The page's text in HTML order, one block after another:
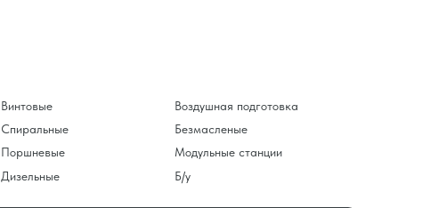
Винтовые
Спиральные
Поршневые
Дизельные
Воздушная подготовка
Безмасленые
Модульные станции
Б/у